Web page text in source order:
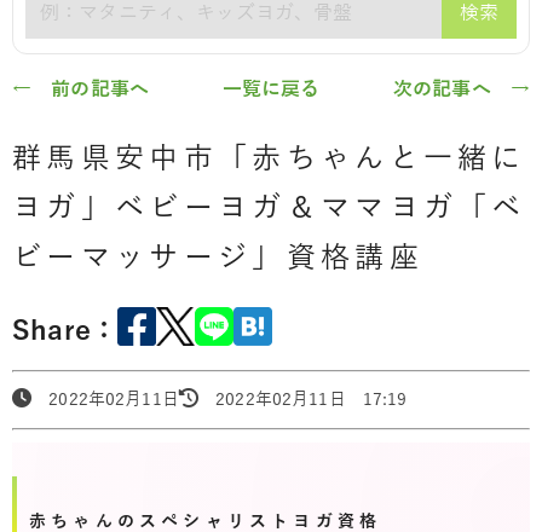
検索
← 前の記事へ 一覧に戻る 次の記事へ →
群馬県安中市「赤ちゃんと一緒に
ヨガ」ベビーヨガ＆ママヨガ「ベ
ビーマッサージ」資格講座
Share：
2022年02月11日 2022年02月11日 17:19
赤ちゃんのスペシャリストヨガ資格